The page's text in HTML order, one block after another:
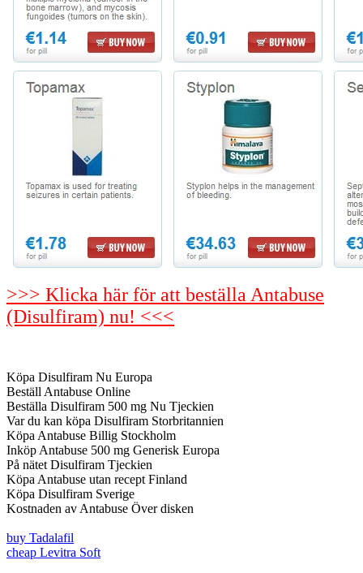
>>> Klicka här för att beställa Antabuse
(Disulfiram) nu! <<<
Köpa Disulfiram Nu Europa
Beställ Antabuse Online
Beställa Disulfiram 500 mg Nu Tjeckien
Var du kan köpa Disulfiram Storbritannien
Köpa Antabuse Billig Stockholm
Inköp Antabuse 500 mg Generisk Europa
På nätet Disulfiram Tjeckien
Köpa Antabuse utan recept Finland
Köpa Disulfiram Sverige
Kostnaden av Antabuse Över disken
buy Tadalafil
cheap Levitra Soft